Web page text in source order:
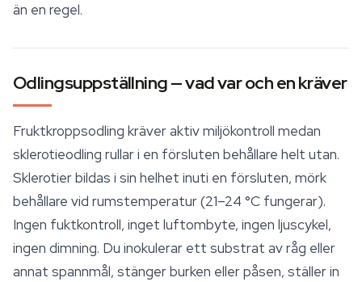
än en regel.
Odlingsuppställning — vad var och en kräver
Fruktkroppsodling kräver aktiv miljökontroll medan
sklerotieodling rullar i en försluten behållare helt utan.
Sklerotier bildas i sin helhet inuti en försluten, mörk
behållare vid rumstemperatur (21–24 °C fungerar).
Ingen fuktkontroll, inget luftombyte, ingen ljuscykel,
ingen dimning. Du inokulerar ett substrat av råg eller
annat spannmål, stänger burken eller påsen, ställer in